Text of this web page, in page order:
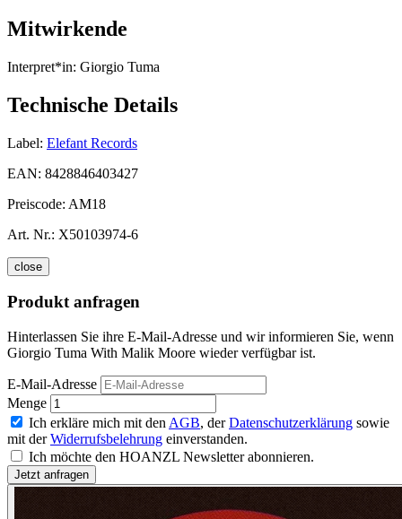
Mitwirkende
Interpret*in: Giorgio Tuma
Technische Details
Label: Elefant Records
EAN: 8428846403427
Preiscode: AM18
Art. Nr.: X50103974-6
close
Produkt anfragen
Hinterlassen Sie ihre E-Mail-Adresse und wir informieren Sie, wenn
Giorgio Tuma With Malik Moore wieder verfügbar ist.
E-Mail-Adresse
Menge
Ich erkläre mich mit den AGB, derDatenschutzerklärung sowie
mit derWiderrufsbelehrung einverstanden.
Ich möchte den HOANZL Newsletter abonnieren.